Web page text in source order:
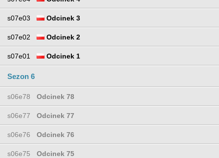
s07e03 Odcinek 3
s07e02 Odcinek 2
s07e01 Odcinek 1
Sezon 6
s06e78 Odcinek 78
s06e77 Odcinek 77
s06e76 Odcinek 76
s06e75 Odcinek 75